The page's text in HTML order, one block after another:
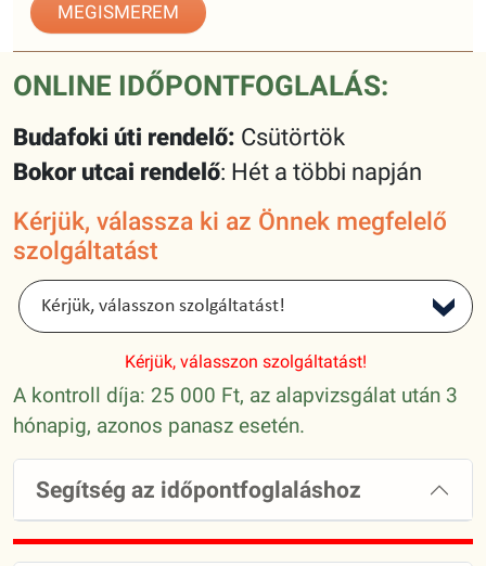
MEGISMEREM
ONLINE IDŐPONTFOGLALÁS:
Budafoki úti rendelő: Csütörtök
Bokor utcai rendelő: Hét a többi napján
Kérjük, válassza ki az Önnek megfelelő
szolgáltatást
Kérjük, válasszon szolgáltatást!
A kontroll díja: 25 000 Ft, az alapvizsgálat után 3
hónapig, azonos panasz esetén.
Segítség az időpontfoglaláshoz